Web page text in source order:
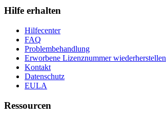
Hilfe erhalten
Hilfecenter
FAQ
Problembehandlung
Erworbene Lizenznummer wiederherstellen
Kontakt
Datenschutz
EULA
Ressourcen